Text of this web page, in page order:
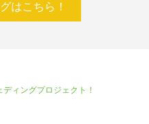
はこちら！
ィングプロジェクト！